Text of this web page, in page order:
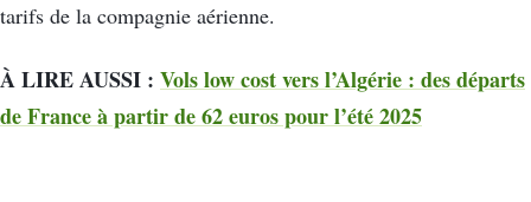
tarifs de la compagnie aérienne.
À LIRE AUSSI : Vols low cost vers l’Algérie : des départs
de France à partir de 62 euros pour l’été 2025